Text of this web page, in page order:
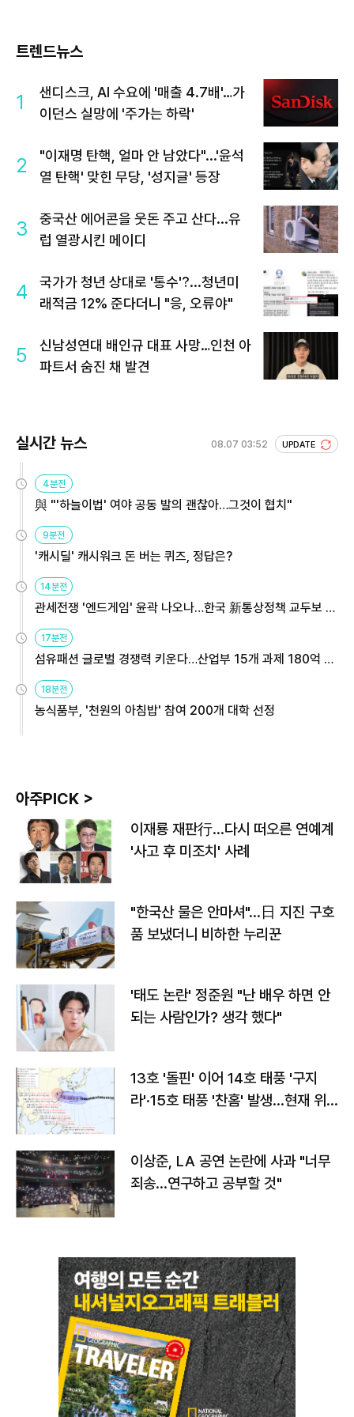
트렌드뉴스
1
샌디스크, AI 수요에 '매출 4.7배'…가
이던스 실망에 '주가는 하락'
2
"이재명 탄핵, 얼마 안 남았다"...'윤석
열 탄핵' 맞힌 무당, '성지글' 등장
3
중국산 에어콘을 웃돈 주고 산다...유
럽 열광시킨 메이디
4
국가가 청년 상대로 '통수'?...청년미
래적금 12% 준다더니 "응, 오류야"
5
신남성연대 배인규 대표 사망…인천 아
파트서 숨진 채 발견
실시간 뉴스 08.07 03:52 UPDATE
4분전
與 "'하늘이법' 여야 공동 발의 괜찮아…그것이 협치"
9분전
'캐시딜' 캐시워크 돈 버는 퀴즈, 정답은?
14분전
관세전쟁 '엔드게임' 윤곽 나오나…한국 新통상정책 교두보 활
17분전
섬유패션 글로벌 경쟁력 키운다…산업부 15개 과제 180억 지
18분전
농식품부, '천원의 아침밥' 참여 200개 대학 선정
아주PICK >
이재룡 재판行…다시 떠오른 연예계
'사고 후 미조치' 사례
"한국산 물은 안마셔"…日 지진 구호
품 보냈더니 비하한 누리꾼
'태도 논란' 정준원 "난 배우 하면 안
되는 사람인가? 생각 했다"
13호 '돌핀' 이어 14호 태풍 '구지
라'·15호 태풍 '찬홈' 발생…현재 위
이상준, LA 공연 논란에 사과 "너무
죄송…연구하고 공부할 것"